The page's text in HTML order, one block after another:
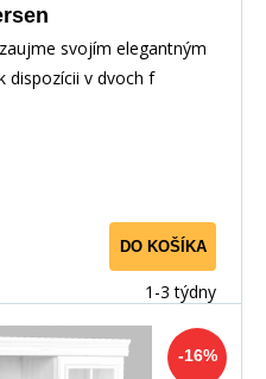
svojím elegantným
dispozícii v dvoch f
DO KOŠÍKA
1-3 týdny
-16%